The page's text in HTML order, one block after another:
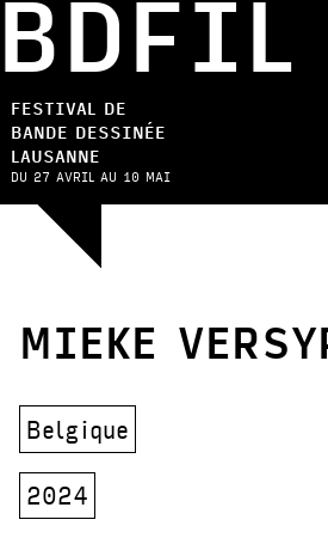
FESTIVAL DE
BANDE DESSINÉE
LAUSANNE
DU 27 AVRIL AU 10 MAI
MIEKE
Belgique
2024